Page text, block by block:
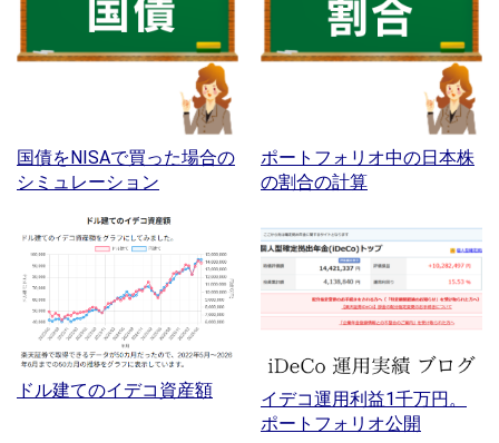
国債をNISAで買った場合の
シミュレーション
ポートフォリオ中の日本株
の割合の計算
ドル建てのイデコ資産額
イデコ運用利益1千万円。
ポートフォリオ公開